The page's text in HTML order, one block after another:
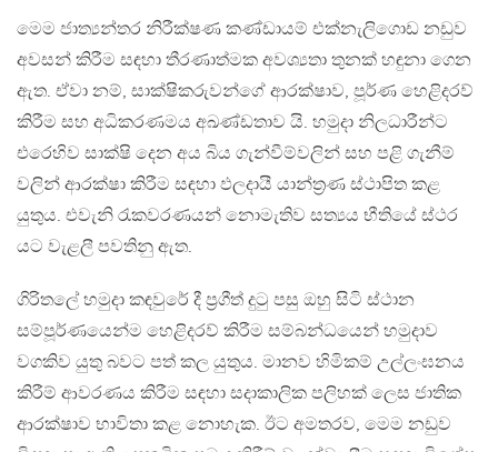
මෙම ජාත්‍යන්තර නිරීක්ෂණ කණ්ඩායම් එක්නැලිගොඩ නඩුව
අවසන් කිරීම සඳහා තීරණාත්මක අවශ්‍යතා තුනක් හඳුනා ගෙන
ඇත. ඒවා නම්, සාක්ෂිකරුවන්ගේ ආරක්ෂාව, පූර්ණ හෙළිදරව්
කිරීම සහ අධිකරණමය අඛණ්ඩතාව යි. හමුදා නිලධාරීන්ට
එරෙහිව සාක්ෂි දෙන අය බිය ගැන්වීම්වලින් සහ පළි ගැනීම්
වලින් ආරක්ෂා කිරීම සඳහා ඵලදායී යාන්ත්‍රණ ස්ථාපිත කළ
යුතුය. එවැනි ‍රැකවරණයන් නොමැතිව සත්‍යය භීතියේ ස්ථර
යට වැළලී පවතිනු ඇත.
ගිරිතලේ හමුදා කඳවුරේ දී ප්‍රගීත් දුටු පසු ඔහු සිටි ස්ථාන
සම්පූර්ණයෙන්ම හෙළිදරව් කිරීම සම්බන්ධයෙන් හමුදාව
වගකිව යුතු බවට පත් කල යුතුය. මානව හිමිකම් උල්ලංඝනය
කිරීම් ආවරණය කිරීම සඳහා සදාකාලික පලිහක් ලෙස ජාතික
ආරක්ෂාව භාවිතා කළ නොහැක. ඊට අමතරව, මෙම නඩුව